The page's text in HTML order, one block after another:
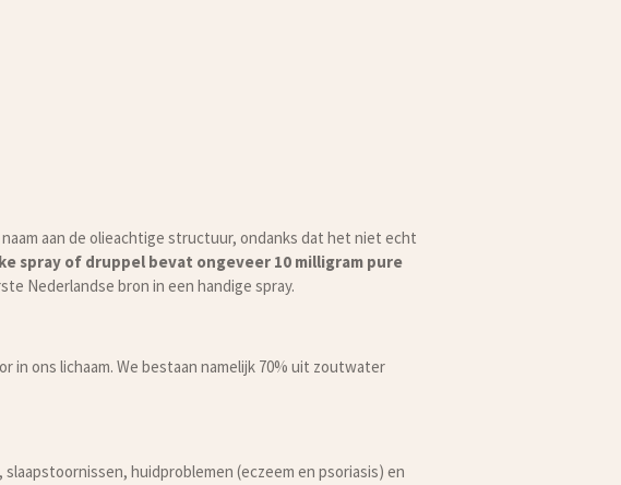
aan de olieachtige structuur, ondanks dat het niet echt
spray of druppel bevat ongeveer 10 milligram pure
Nederlandse bron in een handige spray.
ons lichaam. We bestaan namelijk 70% uit zoutwater
huidproblemen (eczeem en psoriasis) en